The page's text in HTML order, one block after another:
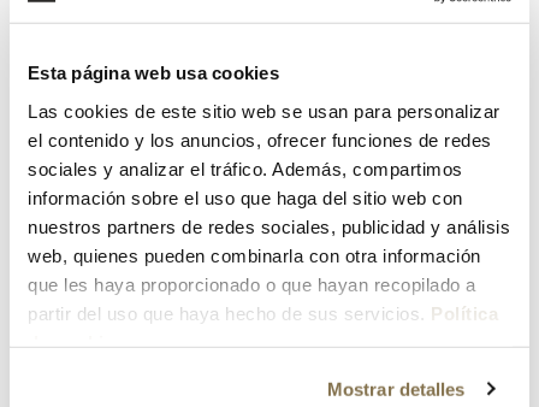
Esta página web usa cookies
Las cookies de este sitio web se usan para personalizar
el contenido y los anuncios, ofrecer funciones de redes
sociales y analizar el tráfico. Además, compartimos
información sobre el uso que haga del sitio web con
nuestros partners de redes sociales, publicidad y análisis
web, quienes pueden combinarla con otra información
que les haya proporcionado o que hayan recopilado a
partir del uso que haya hecho de sus servicios. Política
Mostrar detalles
¿Has olvidado tu contraseña?